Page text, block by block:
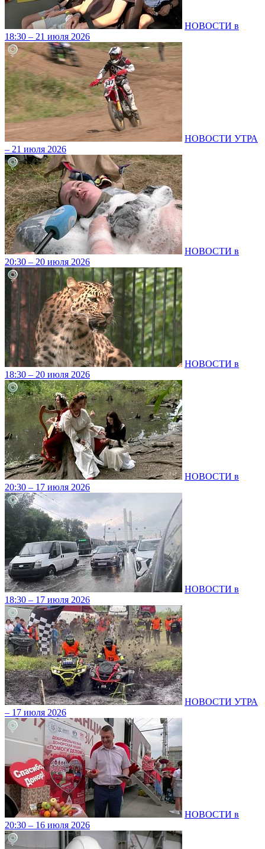
НОВОСТИ в
18:30 – 21 июля 2026
НОВОСТИ УТРА
– 21 июля 2026
НОВОСТИ в
20:30 – 20 июля 2026
НОВОСТИ в
18:30 – 20 июля 2026
НОВОСТИ в
20:30 – 17 июля 2026
НОВОСТИ в
18:30 – 17 июля 2026
НОВОСТИ УТРА
– 17 июля 2026
НОВОСТИ в
20:30 – 16 июля 2026